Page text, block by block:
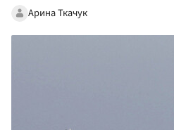
Арина Ткачук